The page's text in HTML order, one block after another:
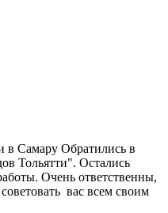
в Самару Обратились в
Тольятти". Остались
Очень ответственны,
вас всем своим